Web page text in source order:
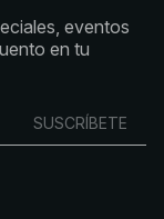
eventos
en tu
SUSCRÍBETE